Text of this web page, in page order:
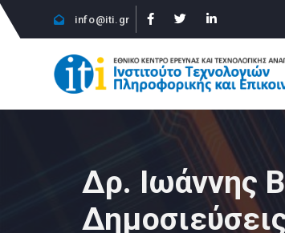
info@iti.gr
Δρ. Ιωάννης